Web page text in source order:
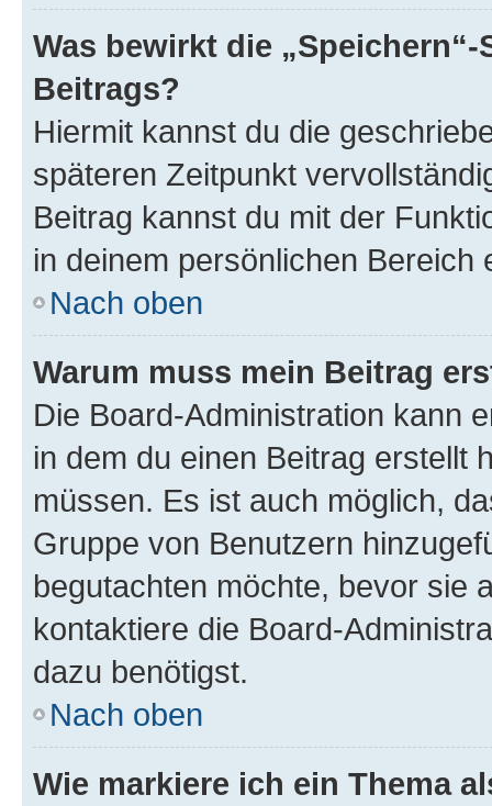
Was bewirkt die
Beitrags?
Hiermit kannst du die
späteren Zeitpunkt
Beitrag kannst du mit der
in deinem persönlichen Bereich
Nach oben
Warum muss mein Beitrag
Die Board-Administration kann
in dem du einen Beitrag erstellt
müssen. Es ist auch möglich,
Gruppe von Benutzern
begutachten möchte, bevor sie
kontaktiere die Board-
dazu benötigst.
Nach oben
Wie markiere ich ein Thema